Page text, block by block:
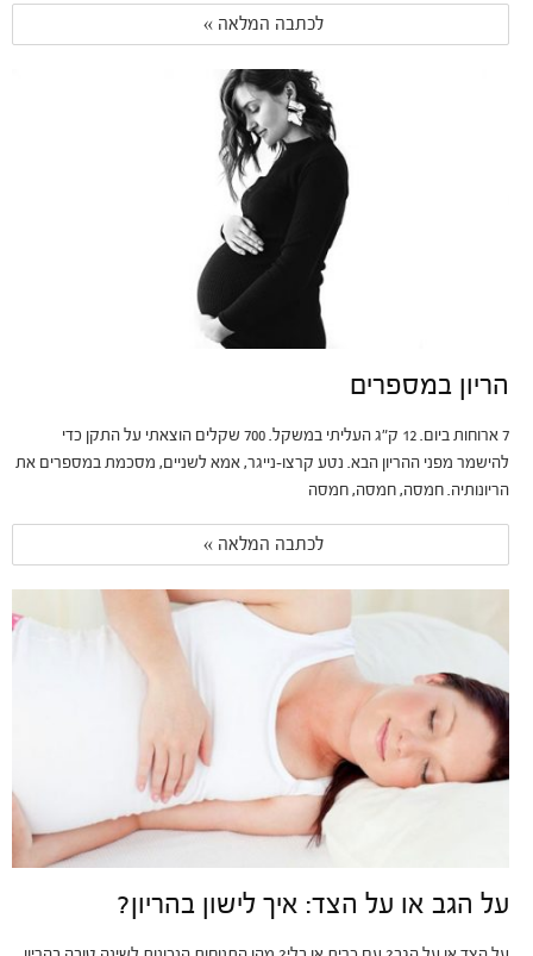
לכתבה המלאה »
הריון במספרים
7 ארוחות ביום. 12 ק"ג העליתי במשקל. 700 שקלים הוצאתי על התקן כדי
להישמר מפני ההריון הבא. נטע קרצו-נייגר, אמא לשניים, מסכמת במספרים את
הריונותיה. חמסה, חמסה, חמסה
לכתבה המלאה »
על הגב או על הצד: איך לישון בהריון?